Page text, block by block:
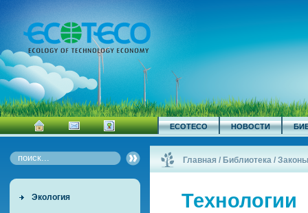
ECOTECO НОВОСТИ
Экология
Главная / Библиотека /
Технологии